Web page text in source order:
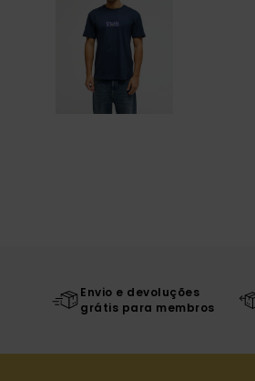
Envio e devoluções
grátis para membros